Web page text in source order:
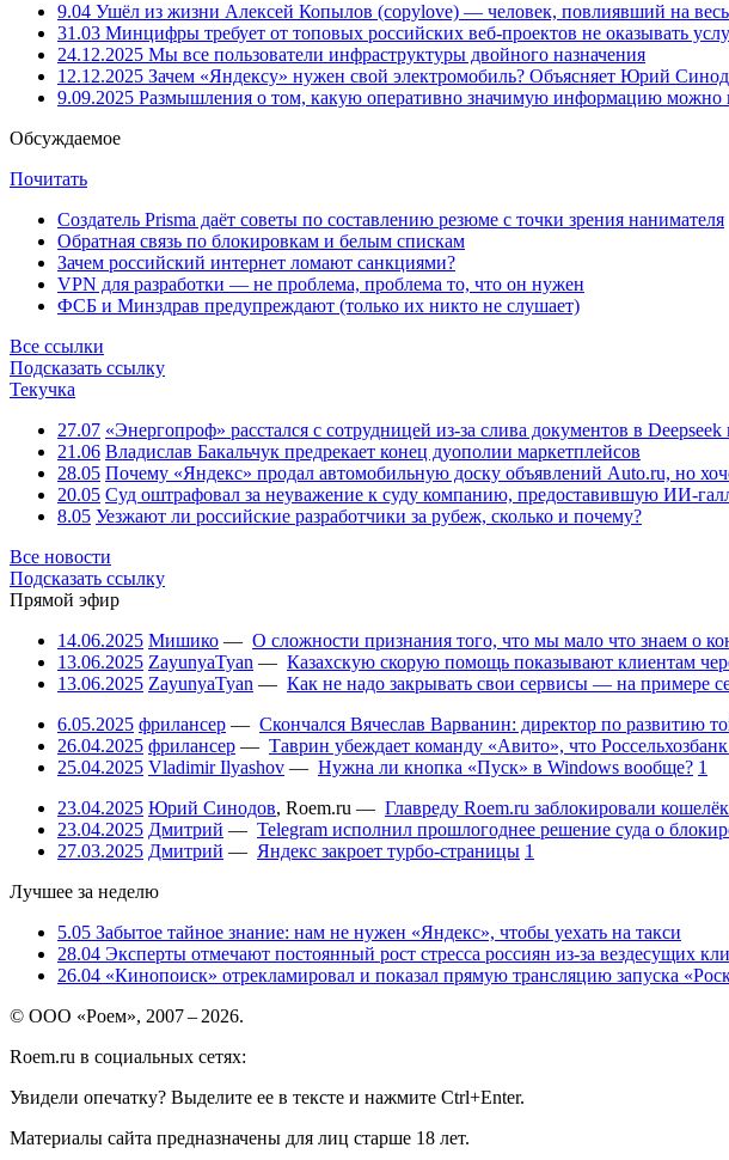
9.04 Ушёл из жизни Алексей Копылов (copylove) — человек, повлиявший на
31.03 Минцифры требует от топовых российских веб-проектов не оказывать
24.12.2025 Мы все пользователи инфраструктуры двойного назначения
12.12.2025 Зачем «Яндексу» нужен свой электромобиль? Объясняет Юрий
9.09.2025 Размышления о том, какую оперативно значимую информацию можно
Обсуждаемое
Почитать
Создатель Prisma даёт советы по составлению резюме с точки зрения нанимателя
Обратная связь по блокировкам и белым спискам
Зачем российский интернет ломают санкциями?
VPN для разработки — не проблема, проблема то, что он нужен
ФСБ и Минздрав предупреждают (только их никто не слушает)
Все ссылки
Подсказать ссылку
Текучка
27.07 «Энергопроф» расстался с сотрудницей из-за слива документов в
21.06 Владислав Бакальчук предрекает конец дуополии маркетплейсов
28.05 Почему «Яндекс» продал автомобильную доску объявлений Auto.ru, но
20.05 Суд оштрафовал за неуважение к суду компанию, предоставившую ИИ-
8.05 Уезжают ли российские разработчики за рубеж, сколько и почему?
Все новости
Подсказать ссылку
Прямой эфир
14.06.2025 Мишико — О сложности признания того, что мы мало что знаем о
13.06.2025 ZayunyaTyan — Казахскую скорую помощь показывают клиентам
13.06.2025 ZayunyaTyan — Как не надо закрывать свои сервисы — на примере
6.05.2025 фрилансер — Скончался Вячеслав Варванин: директор по развитию
26.04.2025 фрилансер — Таврин убеждает команду «Авито», что
25.04.2025 Vladimir Ilyashov — Нужна ли кнопка «Пуск» в Windows вообще? 1
23.04.2025 Юрий Синодов, Roem.ru — Главреду Roem.ru заблокировали
23.04.2025 Дмитрий — Telegram исполнил прошлогоднее решение суда о
27.03.2025 Дмитрий — Яндекс закроет турбо-страницы 1
Лучшее за неделю
5.05 Забытое тайное знание: нам не нужен «Яндекс», чтобы уехать на такси
28.04 Эксперты отмечают постоянный рост стресса россиян из-за вездесущих
26.04 «Кинопоиск» отрекламировал и показал прямую трансляцию запуска
© ООО «Роем», 2007 – 2026.
Roem.ru в социальных сетях:
Увидели опечатку? Выделите ее в тексте и нажмите Ctrl+Enter.
Материалы сайта предназначены для лиц старше 18 лет.